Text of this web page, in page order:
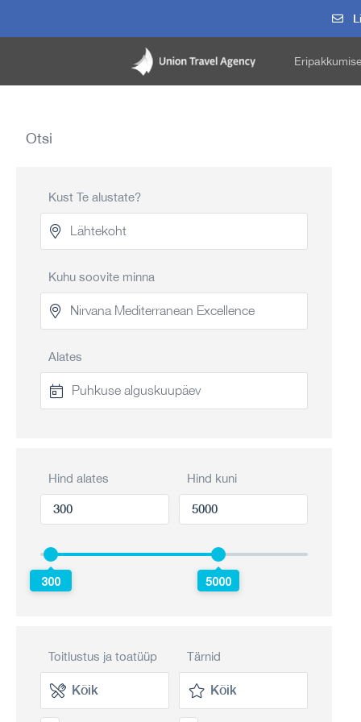
Otsi
Kust Te alustate?
Kuhu soovite minna
Alates
Hind alates Hind kuni
300 5000
Toitlustus ja toatüüp Tärnid